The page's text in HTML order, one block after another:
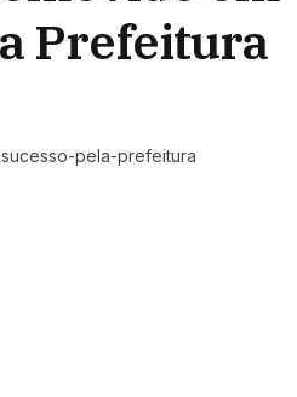
Prefeitura